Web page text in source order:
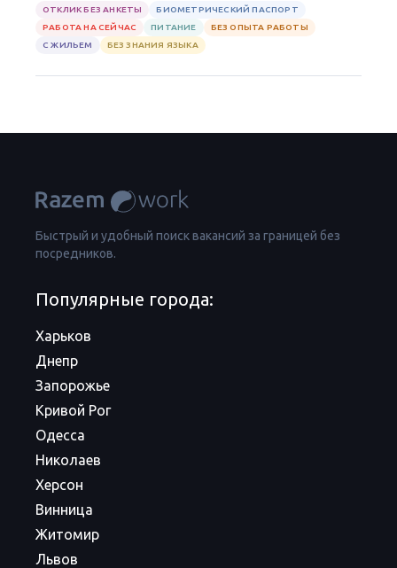
ОТКЛИК БЕЗ АНКЕТЫ
БИОМЕТРИЧЕСКИЙ ПАСПОРТ
РАБОТА НА СЕЙЧАС
ПИТАНИЕ
БЕЗ ОПЫТА РАБОТЫ
С ЖИЛЬЕМ
БЕЗ ЗНАНИЯ ЯЗЫКА
Быстрый и удобный поиск вакансий за границей без
посредников.
Популярные города:
Харьков
Днепр
Запорожье
Кривой Рог
Одесса
Николаев
Херсон
Винница
Житомир
Львов